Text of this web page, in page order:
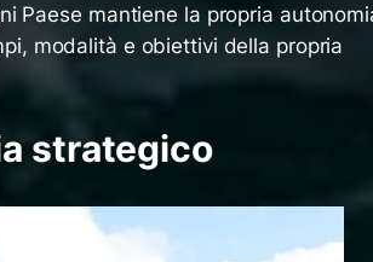
Paese mantiene la propria
modalità e obiettivi della propria
strategico